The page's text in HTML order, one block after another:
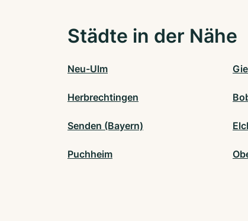
Städte in der Nähe
Neu-Ulm
Herbrechtingen
Senden (Bayern)
Puchheim